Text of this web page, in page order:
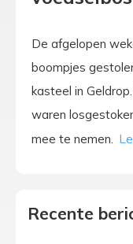
De afgelopen
boompjes
kasteel in
waren
mee te nemen.
Recente